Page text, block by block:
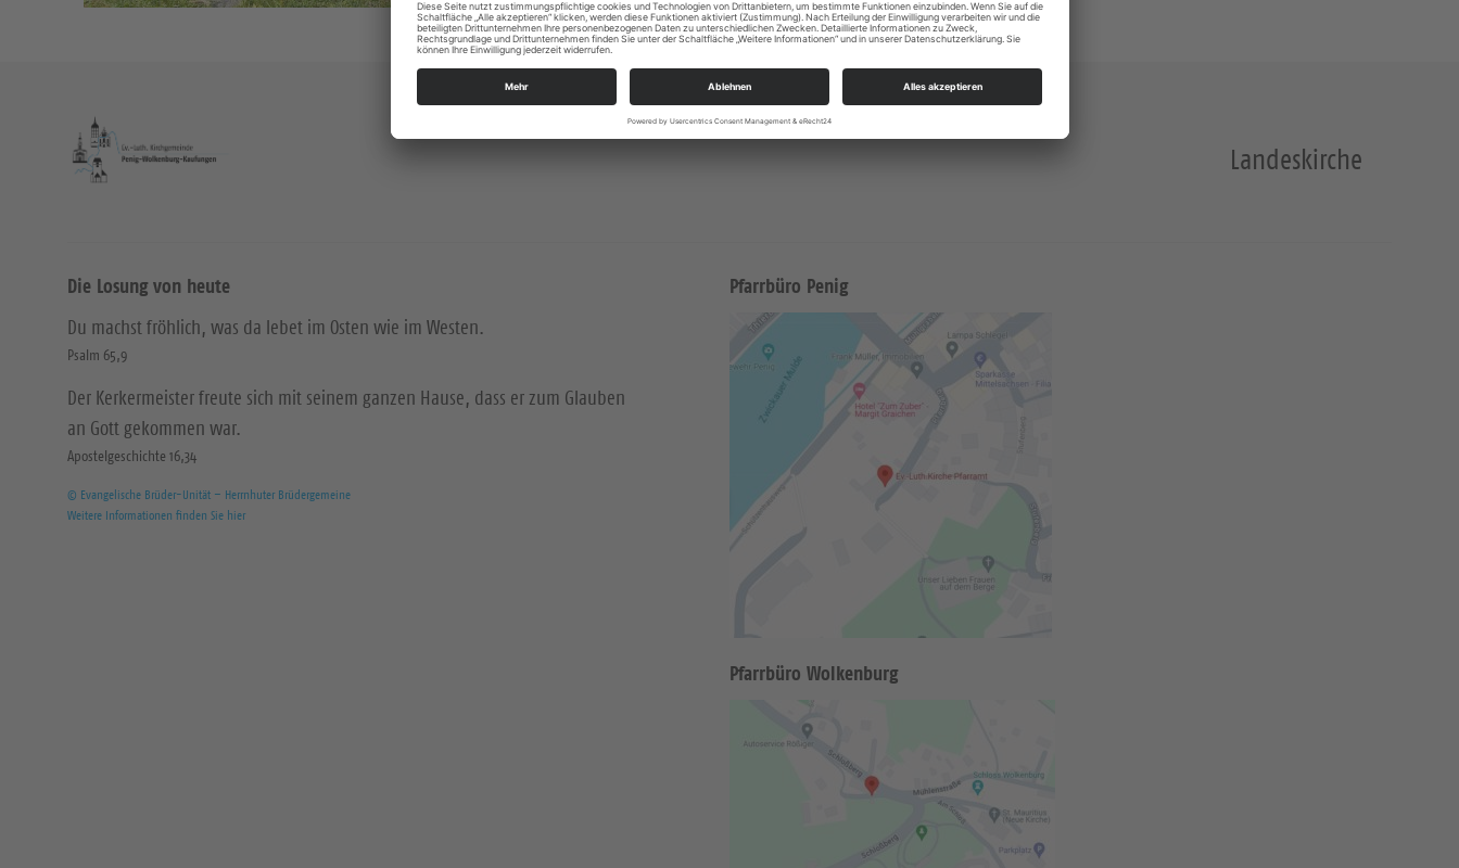
Landeskirche
Die Losung von heute
Du machst fröhlich, was da lebet im Osten wie im Westen.
Psalm 65,9
Der Kerkermeister freute sich mit seinem ganzen Hause, dass er zum Glauben
an Gott gekommen war.
Apostelgeschichte 16,34
© Evangelische Brüder-Unität – Herrnhuter Brüdergemeine
Weitere Informationen finden Sie hier
Pfarrbüro Penig
Pfarrbüro Wolkenburg